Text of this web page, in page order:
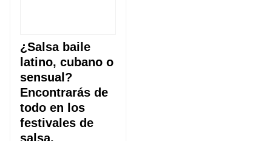
¿Salsa baile
latino, cubano o
sensual?
Encontrarás de
todo en los
festivales de
salsa.